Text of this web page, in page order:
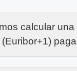
calcular